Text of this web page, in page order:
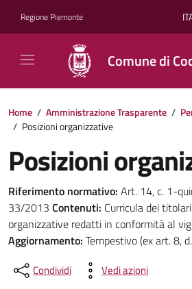
Regione Piemonte
Comune di
Home / Amministrazione Trasparente /
/ Posizioni organizzative
Posizioni
Riferimento normativo: Art. 14, c. 1-
33/2013 Contenuti: Curricula dei
organizzative redatti in conformità al
Aggiornamento: Tempestivo (ex art. 8,
Condividi Vedi azioni